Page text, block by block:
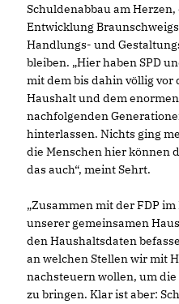
Schuldenabbau am
Entwicklung
Handlungs- und
bleiben. „Hier haben SPD
mit dem bis dahin völlig vor
Haushalt und dem
nachfolgenden
hinterlassen. Nichts ging
die Menschen hier können
das auch“, meint Sehrt.
Zusammen mit der FDP im
unserer gemeinsamen
den Haushaltsdaten
an welchen Stellen wir mit
nachsteuern wollen, um
zu bringen. Klar ist aber: